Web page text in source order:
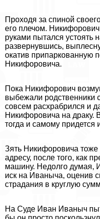
Проходя за спиной
его плечом.
руками пытался устоять
развернувшись,
окатив припаркованную
Никифоровича.
Пока Никифорович
выбежали родственники
совсем расхрабрился и
Никифоровича на дpaку.
тогда и самому придется
Зять Никифоровича
адресу, после того, как
машину. Недолго думая,
иск на Иваныча, оценив
страдания в круглую
На Суде Иван Иваныч